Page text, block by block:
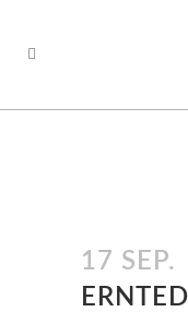
17 SEP.